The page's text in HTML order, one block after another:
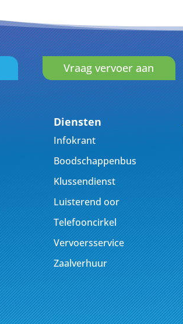
Vraag vervoer aan
Diensten
Infokrant
Boodschappenbus
Klussendienst
Luisterend oor
Telefooncirkel
Vervoersservice
Zaalverhuur